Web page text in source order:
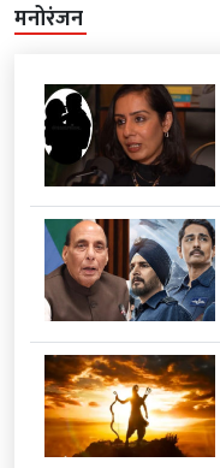
मनोरंजन